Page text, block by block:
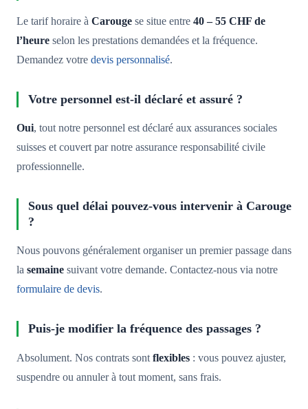
Le tarif horaire à Carouge se situe entre 40 – 55 CHF de
l’heure selon les prestations demandées et la fréquence.
Demandez votre devis personnalisé.
Votre personnel est-il déclaré et assuré ?
Oui, tout notre personnel est déclaré aux assurances sociales
suisses et couvert par notre assurance responsabilité civile
professionnelle.
Sous quel délai pouvez-vous intervenir à Carouge
?
Nous pouvons généralement organiser un premier passage dans
la semaine suivant votre demande. Contactez-nous via notre
formulaire de devis.
Puis-je modifier la fréquence des passages ?
Absolument. Nos contrats sontflexibles : vous pouvez ajuster,
suspendre ou annuler à tout moment, sans frais.